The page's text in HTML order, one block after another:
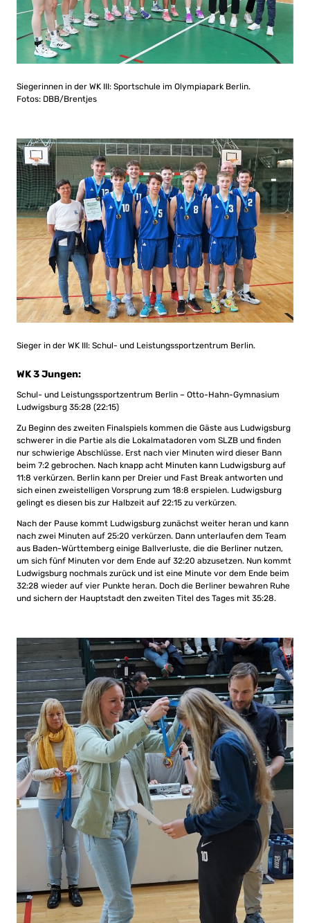
Siegerinnen in der WK III: Sportschule im Olympiapark Berlin.
Fotos: DBB/Brentjes
Sieger in der WK III: Schul- und Leistungssportzentrum Berlin.
WK 3 Jungen:
Schul- und Leistungssportzentrum Berlin – Otto-Hahn-Gymnasium
Ludwigsburg 35:28 (22:15)
Zu Beginn des zweiten Finalspiels kommen die Gäste aus Ludwigsburg
schwerer in die Partie als die Lokalmatadoren vom SLZB und finden
nur schwierige Abschlüsse. Erst nach vier Minuten wird dieser Bann
beim 7:2 gebrochen. Nach knapp acht Minuten kann Ludwigsburg auf
11:8 verkürzen. Berlin kann per Dreier und Fast Break antworten und
sich einen zweistelligen Vorsprung zum 18:8 erspielen. Ludwigsburg
gelingt es diesen bis zur Halbzeit auf 22:15 zu verkürzen.
Nach der Pause kommt Ludwigsburg zunächst weiter heran und kann
nach zwei Minuten auf 25:20 verkürzen. Dann unterlaufen dem Team
aus Baden-Württemberg einige Ballverluste, die die Berliner nutzen,
um sich fünf Minuten vor dem Ende auf 32:20 abzusetzen. Nun kommt
Ludwigsburg nochmals zurück und ist eine Minute vor dem Ende beim
32:28 wieder auf vier Punkte heran. Doch die Berliner bewahren Ruhe
und sichern der Hauptstadt den zweiten Titel des Tages mit 35:28.